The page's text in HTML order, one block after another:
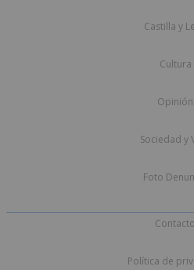
Castilla y
Cultura
Opinión
Sociedad y
Foto
Contacto
Política de